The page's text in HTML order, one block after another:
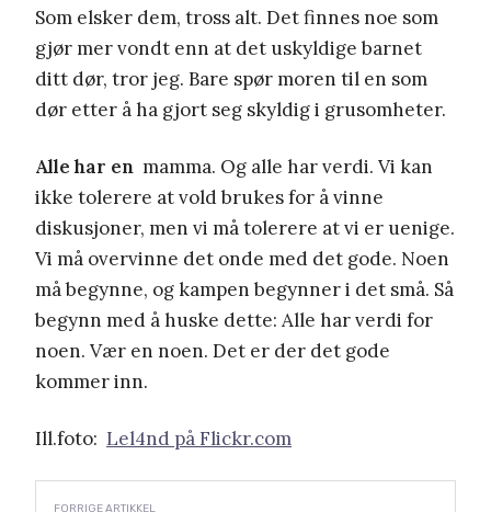
Som elsker dem, tross alt. Det finnes noe som
gjør mer vondt enn at det uskyldige barnet
ditt dør, tror jeg. Bare spør moren til en som
dør etter å ha gjort seg skyldig i grusomheter.
Alle har en mamma. Og alle har verdi. Vi kan
ikke tolerere at vold brukes for å vinne
diskusjoner, men vi må tolerere at vi er uenige.
Vi må overvinne det onde med det gode. Noen
må begynne, og kampen begynner i det små. Så
begynn med å huske dette: Alle har verdi for
noen. Vær en noen. Det er der det gode
kommer inn.
Ill.foto: Lel4nd på Flickr.com